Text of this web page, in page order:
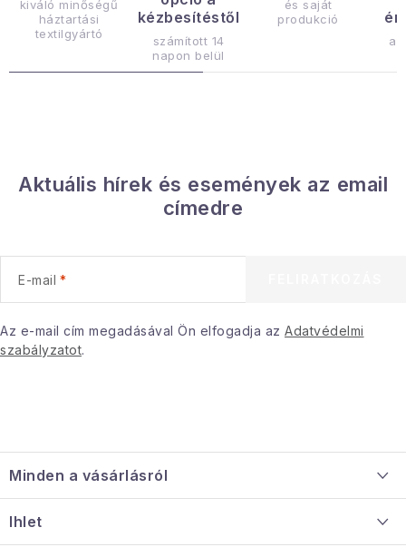
Szezonális kategóriák
Fekete Péntek
Veľkoobchodná spolupráca
Hogyan kell panaszkodni / visszaadni az áruka
Kereskedelem feltételes
Információ a mellékletről
Érintkezés
Rólunk
kiváló minőségű
háztartási
textilgyártó
kézbesítéstől
számított 14
napon belül
és saját
produkció
Aktuális hírek és események az email
címedre
E-mail
Az e-mail cím megadásával Ön elfogadja az Adatvédelmi
szabályzatot.
á
b
é
Minden a vásárlásról
Ihlet